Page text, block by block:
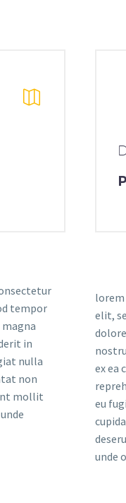
tempor
in
nulla
non
mollit
elit,
ex ea
eu
unde